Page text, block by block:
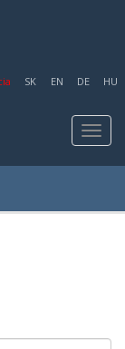
SK EN DE HU